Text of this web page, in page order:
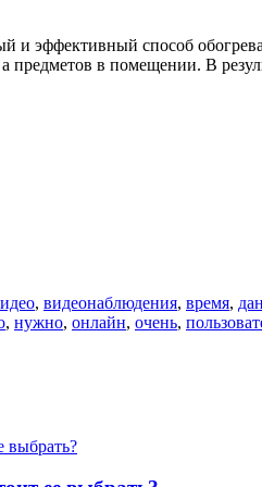
и эффективный способ
предметов в помещении. В
, видеонаблюдения, время,
, нужно, онлайн, очень,